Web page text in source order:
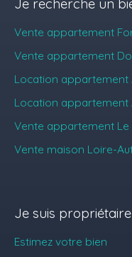
Je recherche un
Vente appartement
Vente appartement
Location appartement
Location
Vente appartement Le
Vente maison Loire-
Je suis propriétaire
Estimez votre bien